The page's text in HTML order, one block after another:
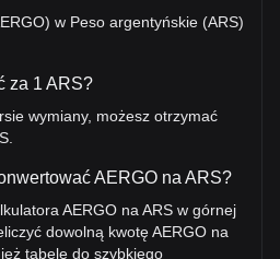
w Peso argentyńskie (ARS)
za 1 ARS?
wymiany, możesz otrzymać
AERGO na ARS?
AERGO na ARS w górnej
dowolną kwotę AERGO na
tabele do szybkiego